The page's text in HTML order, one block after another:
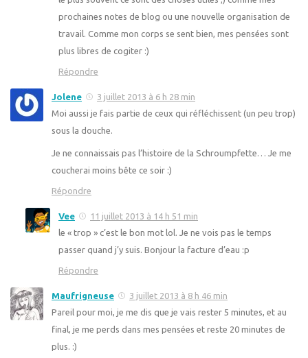
prochaines notes de blog ou une nouvelle organisation de
travail. Comme mon corps se sent bien, mes pensées sont
plus libres de cogiter :)
Répondre
Jolene
3 juillet 2013 à 6 h 28 min
Moi aussi je fais partie de ceux qui réfléchissent (un peu trop)
sous la douche.
Je ne connaissais pas l’histoire de la Schroumpfette… Je me
coucherai moins bête ce soir :)
Répondre
Vee
11 juillet 2013 à 14 h 51 min
le « trop » c’est le bon mot lol. Je ne vois pas le temps
passer quand j’y suis. Bonjour la facture d’eau :p
Répondre
Maufrigneuse
3 juillet 2013 à 8 h 46 min
Pareil pour moi, je me dis que je vais rester 5 minutes, et au
final, je me perds dans mes pensées et reste 20 minutes de
plus. :)